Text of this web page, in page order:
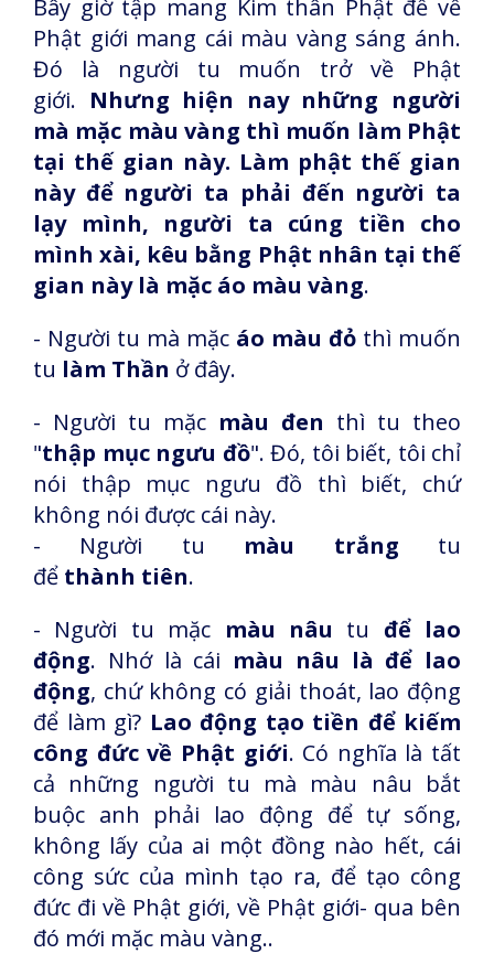
Bây giờ tập mang Kim thân Phật để về
Phật giới mang cái màu vàng sáng ánh.
Đó là người tu muốn trở về Phật
giới. Nhưng hiện nay những người
mà mặc màu vàng thì muốn làm Phật
tại thế gian này. Làm phật thế gian
này để người ta phải đến người ta
lạy mình, người ta cúng tiền cho
mình xài, kêu bằng Phật nhân tại thế
gian này là mặc áo màu vàng.
- Người tu mà mặc áo màu đỏ thì muốn
tu làm Thần ở đây.
- Người tu mặc màu đen thì tu theo
"thập mục ngưu đồ". Đó, tôi biết, tôi chỉ
nói thập mục ngưu đồ thì biết, chứ
không nói được cái này.
- Người tu màu trắng tu
để thành tiên.
- Người tu mặc màu nâu tu để lao
động. Nhớ là cái màu nâu là để lao
động, chứ không có giải thoát, lao động
để làm gì? Lao động tạo tiền để kiếm
công đức về Phật giới. Có nghĩa là tất
cả những người tu mà màu nâu bắt
buộc anh phải lao động để tự sống,
không lấy của ai một đồng nào hết, cái
công sức của mình tạo ra, để tạo công
đức đi về Phật giới, về Phật giới- qua bên
đó mới mặc màu vàng..